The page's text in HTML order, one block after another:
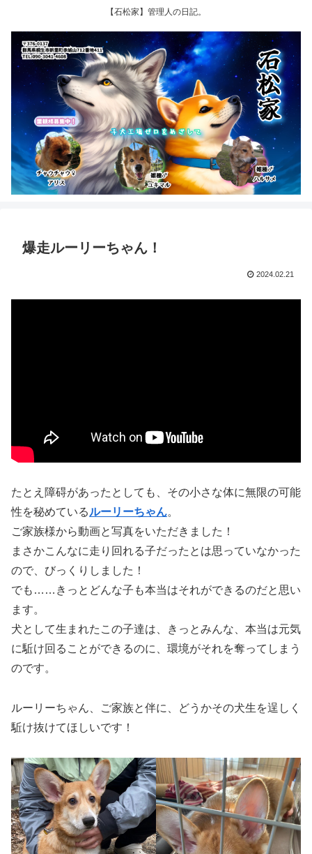
【石松家】管理人の日記。
爆走ルーリーちゃん！
2024.02.21
たとえ障碍があったとしても、その小さな体に無限の可能
性を秘めているルーリーちゃん。
ご家族様から動画と写真をいただきました！
まさかこんなに走り回れる子だったとは思っていなかった
ので、びっくりしました！
でも……きっとどんな子も本当はそれができるのだと思い
ます。
犬として生まれたこの子達は、きっとみんな、本当は元気
に駈け回ることができるのに、環境がそれを奪ってしまう
のです。
ルーリーちゃん、ご家族と伴に、どうかその犬生を逞しく
駈け抜けてほしいです！